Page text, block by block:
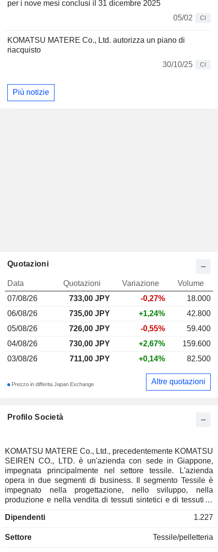
per i nove mesi conclusi il 31 dicembre 2025
05/02
CI
KOMATSU MATERE Co., Ltd. autorizza un piano di
riacquisto
30/10/25
CI
Più notizie
Profilo Società
KOMATSU MATERE Co., Ltd., precedentemente KOMATSU
SEIREN CO., LTD. è un'azienda con sede in Giappone,
impegnata principalmente nel settore tessile. L'azienda
opera in due segmenti di business. Il segmento Tessile è
impegnato nella progettazione, nello sviluppo, nella
produzione e nella vendita di tessuti sintetici e di tessuti in
segmento Logistica e Vendite di prodotti è impegnato nelle
stoccaggio e nella spedizione dei suoi prodotti, nella
Dipendenti 1.227
Settore Tessile/pelletteria
Quotazioni
Data Quotazioni Variazione
Volume
07/08/26
733,00 JPY -0,27%
18.000
06/08/26
735,00 JPY +1,24%
42.800
05/08/26
726,00 JPY -0,55%
59.400
04/08/26
730,00 JPY +2,67%
159.600
03/08/26
711,00 JPY +0,14% 82.500
Prezzo in differita Japan Exchange Altre quotazioni